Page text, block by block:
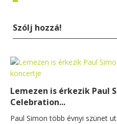
Szólj hozzá!
Lemezen is érkezik Paul
Celebration...
Paul Simon több évnyi szünet